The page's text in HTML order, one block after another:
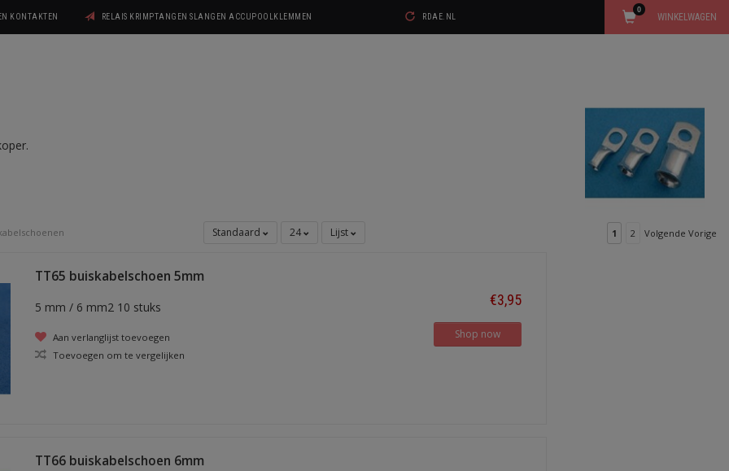
KONTAKTEN RELAIS KRIMPTANGEN SLANGEN ACCUPOOLKLEMMEN RDAE.NL WINKELWAGEN
0
Standaard 24 Lijst 1 2 Volgende Vorige
TT65 buiskabelschoen 5mm
5 mm / 6 mm2 10 stuks
Aan verlanglijst toevoegen
Toevoegen om te vergelijken
€3,95
Shop now
TT66 buiskabelschoen 6mm